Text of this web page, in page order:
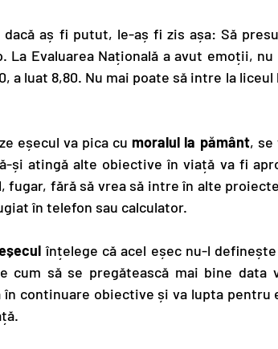
aș fi putut, le-aș fi zis așa: Să
Evaluarea Națională a avut emoții,
a luat 8,80. Nu mai poate să intre la liceul
eșecul va pica cu moralul la pământ, se
și atingă alte obiective în viață va fi
fugar, fără să vrea să intre în alte
în telefon sau calculator.
înțelege că acel eșec nu-l
să se pregătească mai bine data
continuare obiective și va lupta pentru